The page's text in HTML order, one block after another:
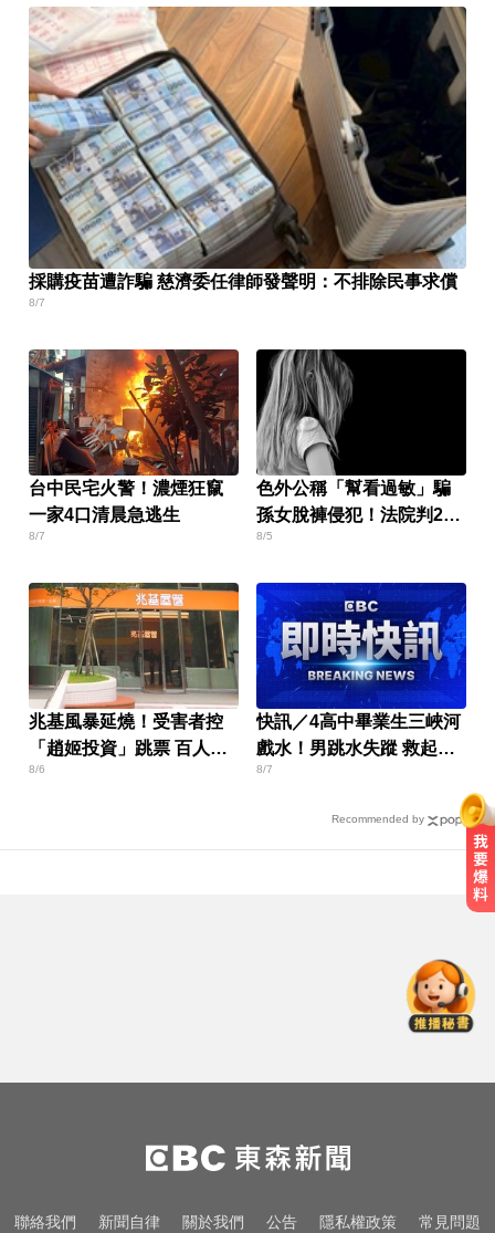
採購疫苗遭詐騙 慈濟委任律師發聲明：不排除民事求償
8/7
台中民宅火警！濃煙狂竄
一家4口清晨急逃生
8/7
色外公稱「幫看過敏」騙
孫女脫褲侵犯！法院判2年
4月
8/5
兆基風暴延燒！受害者控
「趙姬投資」跳票 百人怒
組自救會
8/6
快訊／4高中畢業生三峽河
戲水！男跳水失蹤 救起命
危搶救中
8/7
Recommended by
紅狂接20業配 Joeman 認：我也會
王凱過世還回棚內拍戲？製作人靈
堂喊：你殺青了
慈濟採購BNT疫苗被詐10億！醫：4
聯絡我們 新聞自律 關於我們 公告 隱私權政策 常見問題